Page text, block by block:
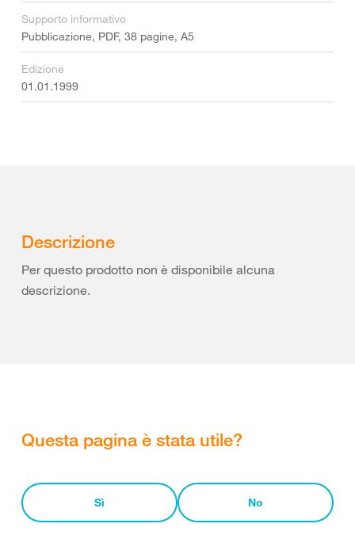
Supporto informativo
Pubblicazione, PDF, 38 pagine, A5
Edizione
01.01.1999
Descrizione
Per questo prodotto non è disponibile alcuna
descrizione.
Questa pagina è stata utile?
Sì No